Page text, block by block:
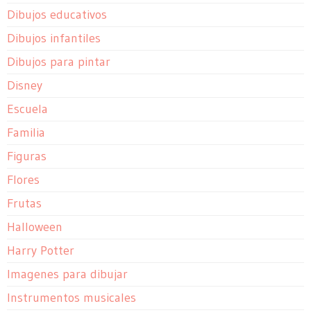
Dibujos educativos
Dibujos infantiles
Dibujos para pintar
Disney
Escuela
Familia
Figuras
Flores
Frutas
Halloween
Harry Potter
Imagenes para dibujar
Instrumentos musicales